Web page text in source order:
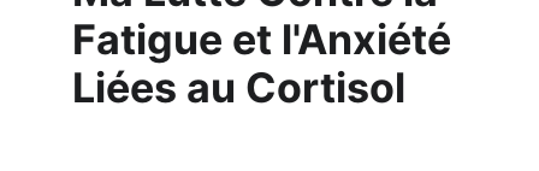
Fatigue et l'Anxiété
Liées au Cortisol